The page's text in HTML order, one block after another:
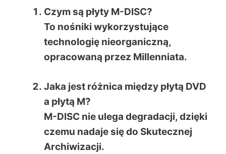
Czym są płyty M-DISC?
To nośniki wykorzystujące
technologię nieorganiczną,
opracowaną przez Millenniata.
Jaka jest różnica między płytą DVD
a płytą M?
M-DISC nie ulega degradacji, dzięki
czemu nadaje się do Skutecznej
Archiwizacji.